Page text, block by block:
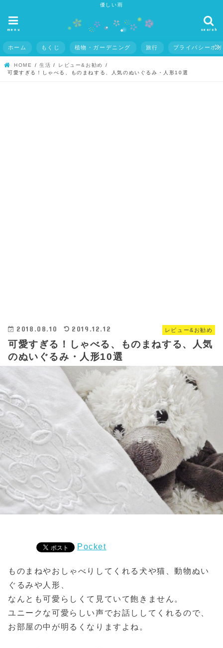
優しい雨
search
menu
ホーム もくじ 植物・ガーデニング 旅行 プライバシーポ
HOME 生活
レビュー&お勧め
可愛すぎる！しゃべる、ものまねする、人気のぬいぐるみ・人形10選
レビュー&お勧め
2018.08.10 2019.12.12
可愛すぎる！しゃべる、ものまねする、人気
のぬいぐるみ・人形10選
Pocket
ものまねやおしゃべりしてくれる犬や猫、動物ぬい
ぐるみや人形、
なんとも可愛らしくて見ていて飽きません。
ユニークな可愛らしい声でお話ししてくれるので、
お部屋の中が明るくなりますよね。